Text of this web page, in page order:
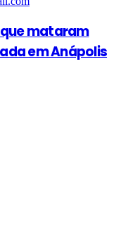
mataram
em Anápolis